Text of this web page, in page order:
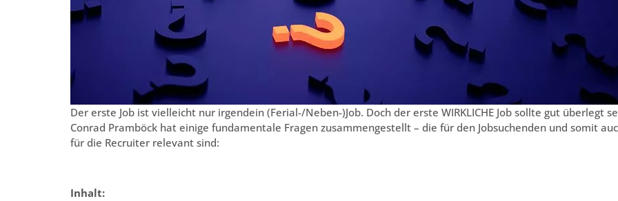
Der erste Job ist vielleicht nur irgendein (Ferial-/Neben-)Job. Doch der erste WIRKLICHE Job sollte gut überlegt
Conrad Pramböck hat einige fundamentale Fragen zusammengestellt – die für den Jobsuchenden und somit
für die Recruiter relevant sind:
Inhalt: